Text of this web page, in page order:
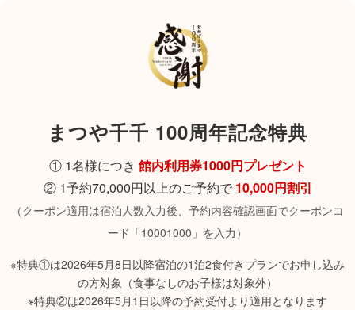
まつや千千 100周年記念特典
① 1名様につき 館内利用券1000円プレゼント
② 1予約70,000円以上のご予約で 10,000円割引
（クーポン適用は宿泊人数入力後、予約内容確認画面でクーポンコ
ード「10001000」を入力）
※特典①は2026年5月8日以降宿泊の1泊2食付きプランでお申し込み
の方対象（食事なしのお子様は対象外）
※特典②は2026年5月1日以降の予約受付より適用となります